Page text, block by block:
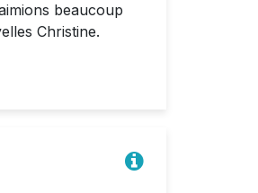
beaucoup
Christine.